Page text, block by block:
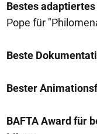
Bestes
Pope für
Beste
Bester
BAFTA Award für